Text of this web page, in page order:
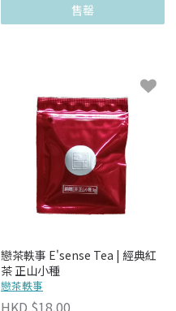
售罄
戀茶軼事 E'sense Tea | 經典紅
茶 正山小種
戀茶軼事